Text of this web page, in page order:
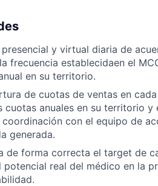
y virtual diaria de
frecuencia establecidaen el
en su territorio.
de cuotas de ventas en
cuotas anuales en su territorio
con el equipo de
generada.
de forma correcta el target de
real del médico en la